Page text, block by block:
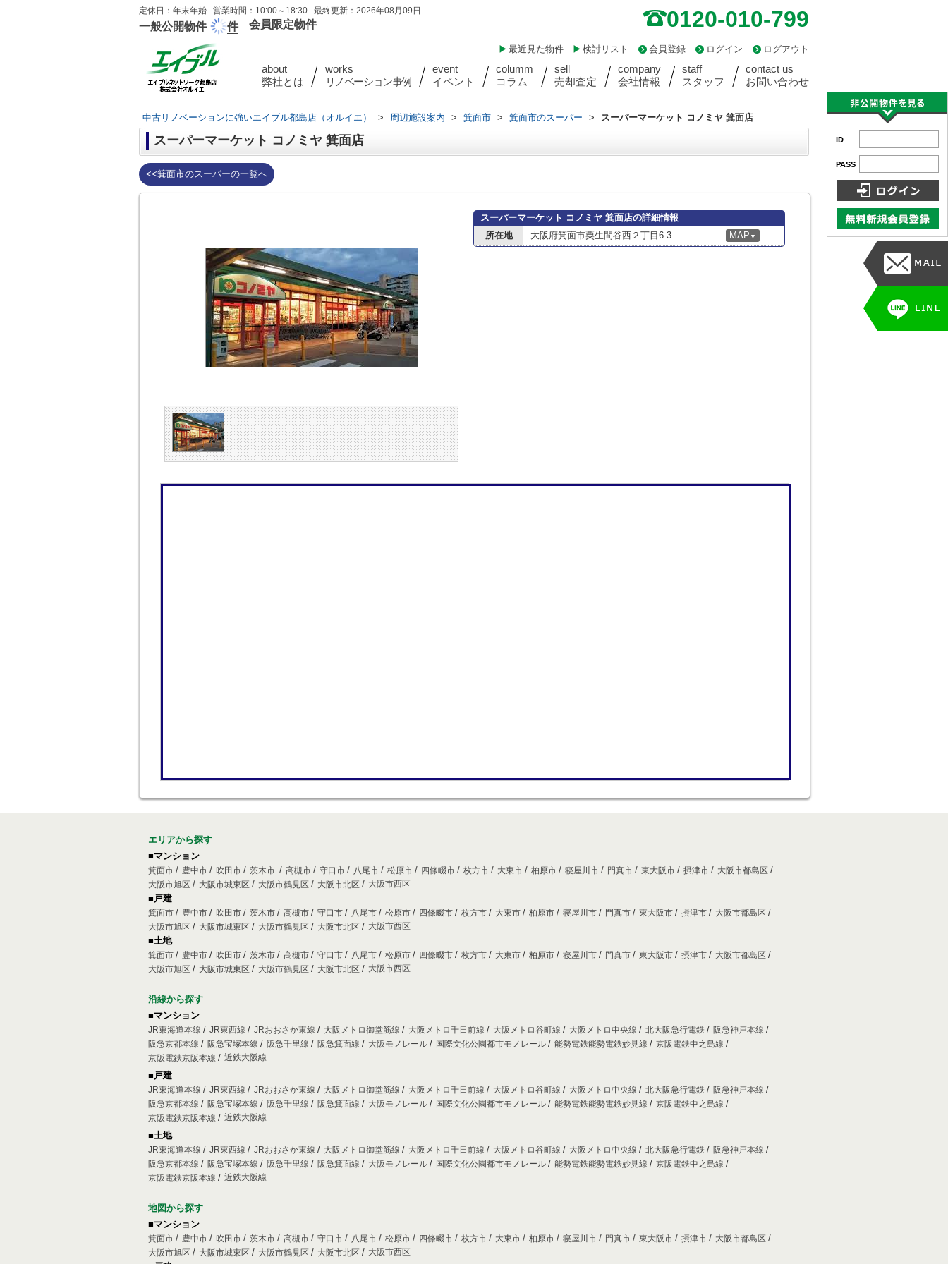
定休日：年末年始 営業時間：10:00～18:30 最終更新：2026年08月09日
一般公開物件 件 会員限定物件 0120-010-799
ログアウト
ログイン
会員登録
検討リスト
最近見た物件
about
弊社とは
works
リノベーション事例
event
イベント
columm
コラム
sell
売却査定
company
会社情報
staff
スタッフ
contact us
お問い合わせ
中古リノベーションに強いエイブル都島店（オルイエ） > 周辺施設案内 > 箕面市 > 箕面市のスーパー > スーパーマーケット コノミヤ 箕面店
スーパーマーケット コノミヤ 箕面店
<<箕面市のスーパーの一覧へ
スーパーマーケット コノミヤ 箕面店の詳細情報
所在地
大阪府箕面市粟生間谷西２丁目6-3 MAP ▼
エリアから探す
■マンション
箕面市 豊中市 吹田市 茨木市 高槻市 守口市 八尾市 松原市 四條畷市 枚方市 大東市 柏原市 寝屋川市 門真市 東大阪市 摂津市
大阪市都島区
大阪市旭区
大阪市城東区 大阪市鶴見区 大阪市北区 大阪市西区
■戸建
箕面市 豊中市 吹田市 茨木市 高槻市 守口市 八尾市 松原市 四條畷市 枚方市 大東市 柏原市 寝屋川市 門真市 東大阪市 摂津市
大阪市都島区
大阪市旭区
大阪市城東区 大阪市鶴見区 大阪市北区 大阪市西区
■土地
箕面市 豊中市 吹田市 茨木市 高槻市 守口市 八尾市 松原市 四條畷市 枚方市 大東市 柏原市 寝屋川市 門真市 東大阪市 摂津市
大阪市都島区
大阪市旭区
大阪市城東区 大阪市鶴見区 大阪市北区 大阪市西区
沿線から探す
■マンション
JR東海道本線 JR東西線 JRおおさか東線 大阪メトロ御堂筋線 大阪メトロ千日前線 大阪メトロ谷町線 大阪メトロ中央線 北大阪急行電鉄
阪急神戸本線
阪急京都本線
阪急宝塚本線 阪急千里線 阪急箕面線 大阪モノレール 国際文化公園都市モノレール 能勢電鉄能勢電鉄妙見線
京阪電鉄中之島線
京阪電鉄京阪本線
近鉄大阪線
■戸建
JR東海道本線 JR東西線 JRおおさか東線 大阪メトロ御堂筋線 大阪メトロ千日前線 大阪メトロ谷町線 大阪メトロ中央線 北大阪急行電鉄
阪急神戸本線
阪急京都本線
阪急宝塚本線 阪急千里線 阪急箕面線 大阪モノレール 国際文化公園都市モノレール 能勢電鉄能勢電鉄妙見線
京阪電鉄中之島線
京阪電鉄京阪本線
近鉄大阪線
■土地
JR東海道本線 JR東西線 JRおおさか東線 大阪メトロ御堂筋線 大阪メトロ千日前線 大阪メトロ谷町線 大阪メトロ中央線 北大阪急行電鉄
阪急神戸本線
阪急京都本線
阪急宝塚本線 阪急千里線 阪急箕面線 大阪モノレール 国際文化公園都市モノレール 能勢電鉄能勢電鉄妙見線
京阪電鉄中之島線
京阪電鉄京阪本線
近鉄大阪線
地図から探す
■マンション
箕面市 豊中市 吹田市 茨木市 高槻市 守口市 八尾市 松原市 四條畷市 枚方市 大東市 柏原市 寝屋川市 門真市 東大阪市 摂津市
大阪市都島区
大阪市旭区
大阪市城東区 大阪市鶴見区 大阪市北区 大阪市西区
ID
PASS